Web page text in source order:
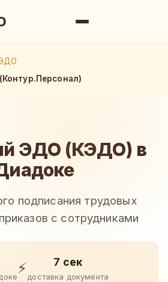
ЭДО (КЭДО) в
подписания трудовых
с сотрудниками
⚡ 7 сек
доставка документа